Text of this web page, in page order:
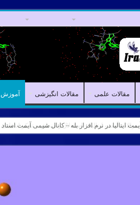
مقالات علمی مقالات انگیزشی آموزش
ایتالیا در نرم افزار بله – کانال شیمی آیمت استاد